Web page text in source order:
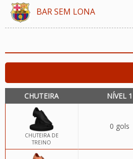
BAR SEM LONA
CHUTEIRA NÍVEL 1
CHUTEIRA DE
TREINO
0 gols